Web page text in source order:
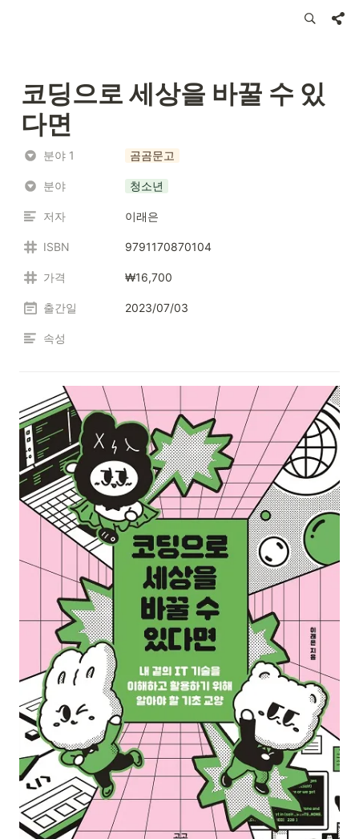
코딩으로 세상을 바꿀 수 있
다면
분야 1 곰곰문고
분야 청소년
저자 이래은
ISBN 9791170870104
가격 ₩16,700
출간일 2023/07/03
속성